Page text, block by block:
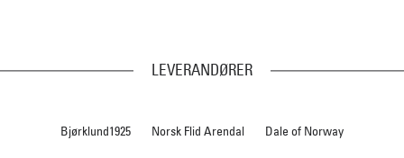
LEVERANDØRER
Bjørklund1925 Norsk Flid Arendal Dale of Norway